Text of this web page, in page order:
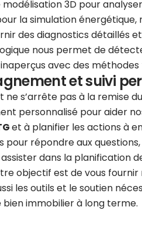
modélisation 3D pour
la simulation énergétique,
des diagnostics détaillés
nous permet de
avec des
et suivi
s’arrête pas à la remise
personnalisé pour aider
et à planifier les actions à
pour répondre aux
dans la planification
objectif est de vous fournir
les outils et le soutien
immobilier à long terme.